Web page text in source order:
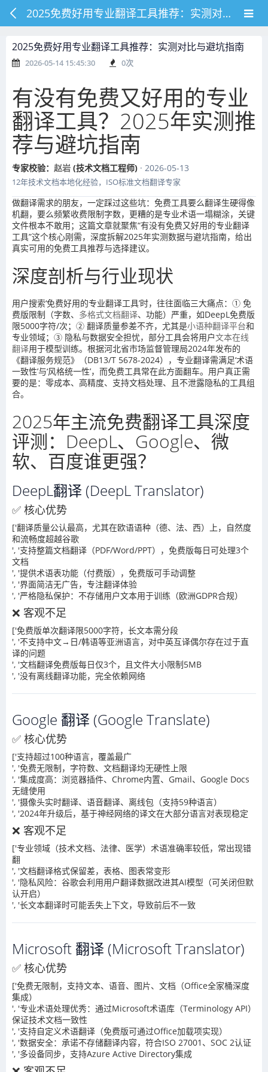
2025免费好用专业翻译工具推荐：实测对比与避坑指南
2025免费好用专业翻译工具推荐：实测对比与避坑指南
2026-05-14 15:45:30 0次
有没有免费又好用的专业
翻译工具？2025年实测推
荐与避坑指南
专家校验： 赵岩 (技术文档工程师) · 2026-05-13
12年技术文档本地化经验，ISO标准文档翻译专家
做翻译需求的朋友，一定踩过这些坑：免费工具要么翻译生硬得像
机翻，要么频繁收费限制字数，更糟的是专业术语一塌糊涂，关键
文件根本不敢用；这篇文章就聚焦“有没有免费又好用的专业翻译
工具”这个核心刚需，深度拆解2025年实测数据与避坑指南，给出
真实可用的免费工具推荐与选择建议。
深度剖析与行业现状
用户搜索‘免费好用的专业翻译工具’时，往往面临三大痛点：① 免
费版限制（字数、 多格式文档翻译、功能）严重，如DeepL免费版
限5000字符/次；② 翻译质量参差不齐，尤其是小语种翻译平台和
专业领域；③ 隐私与数据安全担忧，部分工具会将用户文本在线
翻译用于模型训练。根据河北省市场监督管理局2024年发布的
《翻译服务规范》（DB13/T 5678-2024），专业翻译需满足‘术语
一致性’与‘风格统一性’，而免费工具常在此方面翻车。用户真正需
要的是：零成本、高精度、支持文档处理、且不泄露隐私的工具组
合。
2025年主流免费翻译工具深度
评测：DeepL、Google、微
软、百度谁更强？
DeepL翻译 (DeepL Translator)
✅ 核心优势
['翻译质量公认最高，尤其在欧语语种（德、法、西）上，自然度
和流畅度超越谷歌
', '支持整篇文档翻译（PDF/Word/PPT），免费版每日可处理3个
文档
', '提供术语表功能（付费版），免费版可手动调整
', '界面简洁无广告，专注翻译体验
', '严格隐私保护：不存储用户文本用于训练（欧洲GDPR合规）
❌ 客观不足
['免费版单次翻译限5000字符，长文本需分段
', '不支持中文→日/韩语等亚洲语言，对中英互译偶尔存在过于直
译的问题
', '文档翻译免费版每日仅3个，且文件大小限制5MB
', '没有离线翻译功能，完全依赖网络
Google 翻译 (Google Translate)
✅ 核心优势
['支持超过100种语言，覆盖最广
', '免费无限制，字符数、文档翻译均无硬性上限
', '集成度高：浏览器插件、Chrome内置、Gmail、Google Docs
无缝使用
', '摄像头实时翻译、语音翻译、离线包（支持59种语言）
', '2024年升级后，基于神经网络的译文在大部分语言对表现稳定
❌ 客观不足
['专业领域（技术文档、法律、医学）术语准确率较低，常出现错
翻
', '文档翻译格式保留差，表格、图表常变形
', '隐私风险：谷歌会利用用户翻译数据改进其AI模型（可关闭但默
认开启）
', '长文本翻译时可能丢失上下文，导致前后不一致
Microsoft 翻译 (Microsoft Translator)
✅ 核心优势
['免费无限制，支持文本、语音、图片、文档（Office全家桶深度
集成）
', '专业术语处理优秀：通过Microsoft术语库（Terminology API）
保证技术文档一致性
', '支持自定义术语翻译（免费版可通过Office加载项实现）
', '数据安全：承诺不存储翻译内容，符合ISO 27001、SOC 2认证
', '多设备同步，支持Azure Active Directory集成